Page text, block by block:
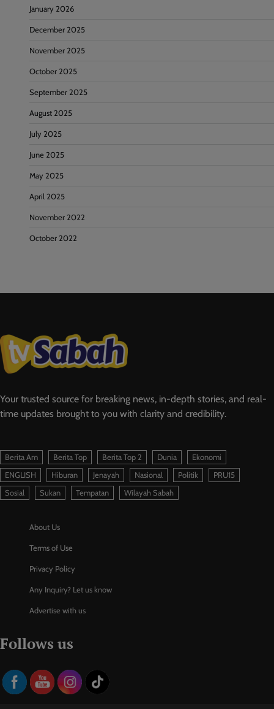
January 2026
December 2025
November 2025
October 2025
September 2025
August 2025
July 2025
June 2025
May 2025
April 2025
November 2022
October 2022
Your trusted source for breaking news, in-depth stories, and real-
time updates brought to you with clarity and credibility.
Berita Am Berita Top Berita Top 2 Dunia
Ekonomi
ENGLISH
Hiburan Jenayah Nasional Politik
PRU15
Sosial
Sukan Tempatan Wilayah Sabah
About Us
Terms of Use
Privacy Policy
Any Inquiry? Let us know
Advertise with us
Follows us